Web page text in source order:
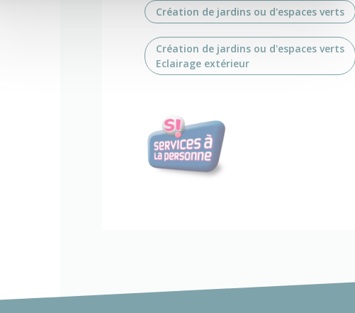
Création de jardins ou d'espaces verts
Création de jardins ou d'espaces verts
Eclairage extérieur